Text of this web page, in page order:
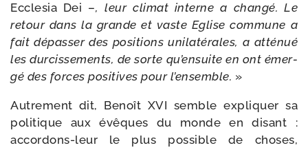
Ecclesia Dei –, leur cli­mat interne a chan­gé. Le
retour dans la grande et vaste Eglise com­mune a
fait dépas­ser des posi­tions uni­la­té­rales, a atté­nué
les dur­cis­se­ments, de sorte qu’ensuite en ont émer­
gé des forces posi­tives pour l’ensemble. »
Autrement dit, Benoît XVI semble expli­quer sa
poli­tique aux évêques du monde en disant :
accordons-​leur le plus pos­sible de choses,